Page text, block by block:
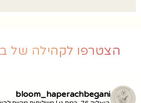
הצטרפו לקהילה של
bloom_haperachbegani